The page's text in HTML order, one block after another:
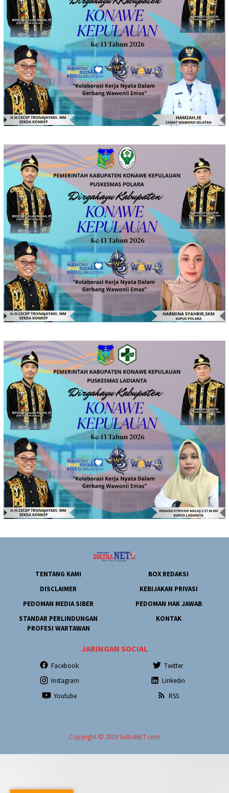
TENTANG KAMI
BOX REDAKSI
DISCLAIMER
KEBIJAKAN PRIVASI
PEDOMAN MEDIA SIBER
PEDOMAN HAK JAWAB
STANDAR PERLINDUNGAN
PROFESI WARTAWAN
KONTAK
JARINGAN SOCIAL
Facebook
Twitter
Instagram
Linkedin
Youtube
RSS
Copyright © 2019 SultraNET.com